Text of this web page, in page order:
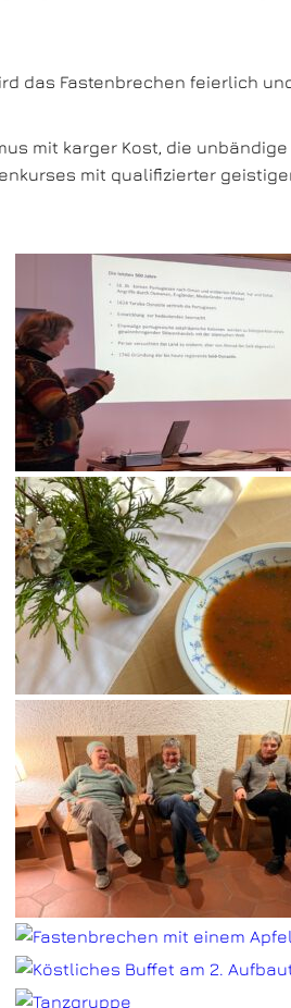
das Fastenbrechen feierlich
mit karger Kost, die
mit qualifizierter